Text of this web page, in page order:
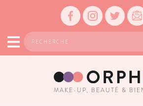
MAKE-UP, BEAUTÉ &